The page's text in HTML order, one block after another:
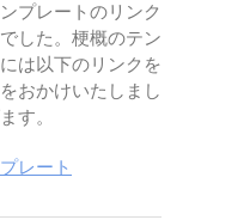
プレートのリンク
した。梗概のテン
は以下のリンクを
おかけいたしまし
す。
レート